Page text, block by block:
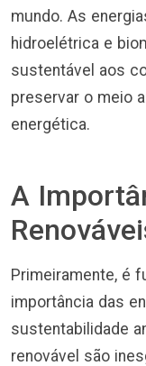
mundo. As
hidroelétrica e
sustentável aos
preservar o meio
energética.
A
Primeiramente, é
importância das
sustentabilidade
renovável são